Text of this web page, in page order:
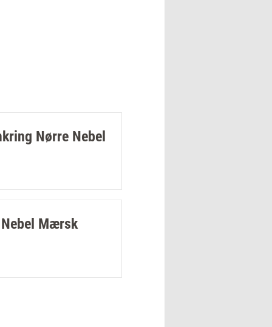
Nørre Nebel
Mærsk